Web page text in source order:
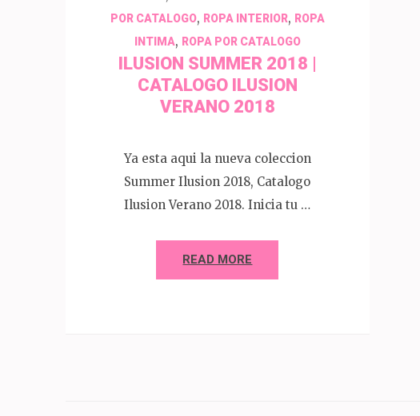
POR CATALOGO, ROPA INTERIOR, ROPA
INTIMA, ROPA POR CATALOGO
ILUSION SUMMER 2018 |
CATALOGO ILUSION
VERANO 2018
Ya esta aqui la nueva coleccion
Summer Ilusion 2018, Catalogo
Ilusion Verano 2018. Inicia tu …
READ MORE